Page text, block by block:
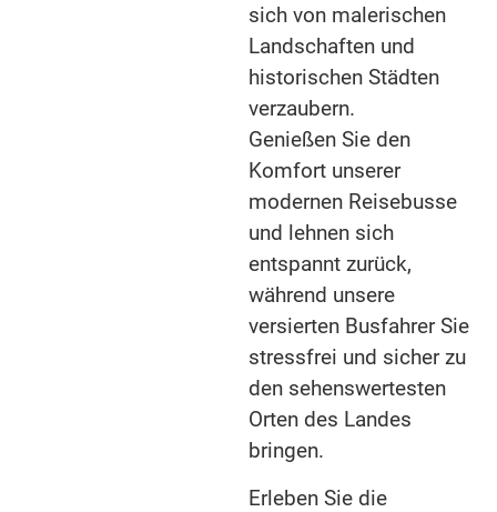
Besuchen Sie charmante Städtchen wie Banská
Štiavnica und genießen Sie die slowakische
sich von malerischen
Landschaften und
historischen Städten
verzaubern.
Genießen Sie den
Komfort unserer
modernen Reisebusse
und lehnen sich
entspannt zurück,
während unsere
versierten Busfahrer Sie
stressfrei und sicher zu
den sehenswertesten
Orten des Landes
bringen.
Erleben Sie die